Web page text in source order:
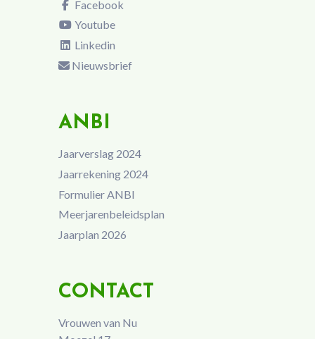
Facebook
Youtube
Linkedin
Nieuwsbrief
ANBI
Jaarverslag 2024
Jaarrekening 2024
Formulier ANBI
Meerjarenbeleidsplan
Jaarplan 2026
CONTACT
Vrouwen van Nu